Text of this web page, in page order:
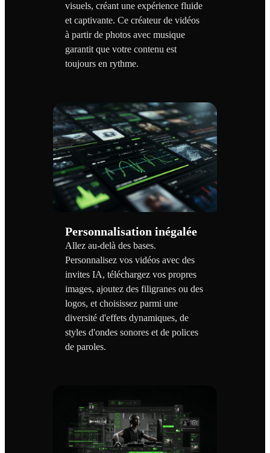
visuels, créant une expérience fluide
et captivante. Ce créateur de vidéos
à partir de photos avec musique
garantit que votre contenu est
toujours en rythme.
Personnalisation inégalée
Allez au-delà des bases.
Personnalisez vos vidéos avec des
invites IA, téléchargez vos propres
images, ajoutez des filigranes ou des
logos, et choisissez parmi une
diversité d'effets dynamiques, de
styles d'ondes sonores et de polices
de paroles.